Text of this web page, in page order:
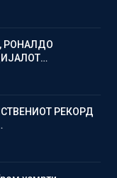
РОНАЛДО
РЕКОРД